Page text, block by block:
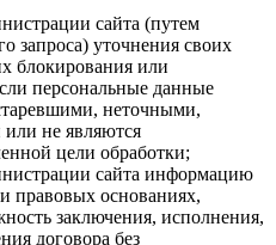
сайта (путем
запроса) уточнения своих
блокирования или
персональные данные
неточными,
не являются
цели обработки;
сайта информацию
правовых основаниях,
заключения, исполнения,
договора без